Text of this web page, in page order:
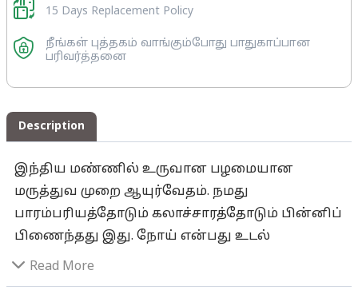
15 Days Replacement Policy
நீங்கள் புத்தகம் வாங்கும்போது பாதுகாப்பான
பரிவர்த்தனை
Description
இந்திய மண்ணில் உருவான பழமையான
மருத்துவ முறை ஆயுர்வேதம். நமது
பாரம்பரியத்தோடும் கலாச்சாரத்தோடும் பின்னிப்
பிணைந்தது இது. நோய் என்பது உடல்
பாதிப்பால் மட்டும் வருவதில்லை எனக் கருதும்
Read More